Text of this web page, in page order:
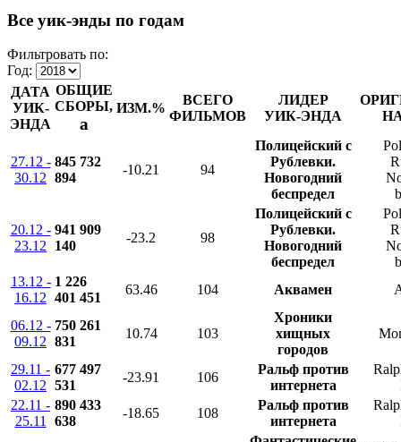
Все уик-энды по годам
Фильтровать по:
Год:
ДАТА
УИК-
ЭНДА
ОБЩИЕ
СБОРЫ,
a
ИЗМ.%
ВСЕГО
ФИЛЬМОВ
ЛИДЕР
УИК-ЭНДА
27.12 -
30.12
845 732
894
-10.21 94
Полицейский с
Рублевки.
Новогодний
беспредел
20.12 -
23.12
941 909
140
-23.2 98
Полицейский с
Рублевки.
Новогодний
беспредел
13.12 -
16.12
1 226
401 451
63.46 104 Аквамен
06.12 -
09.12
750 261
831
10.74 103
Хроники
хищных
городов
29.11 -
02.12
677 497
531
-23.91 106
Ральф против
интернета
22.11 -
25.11
890 433
638
-18.65 108
Ральф против
интернета